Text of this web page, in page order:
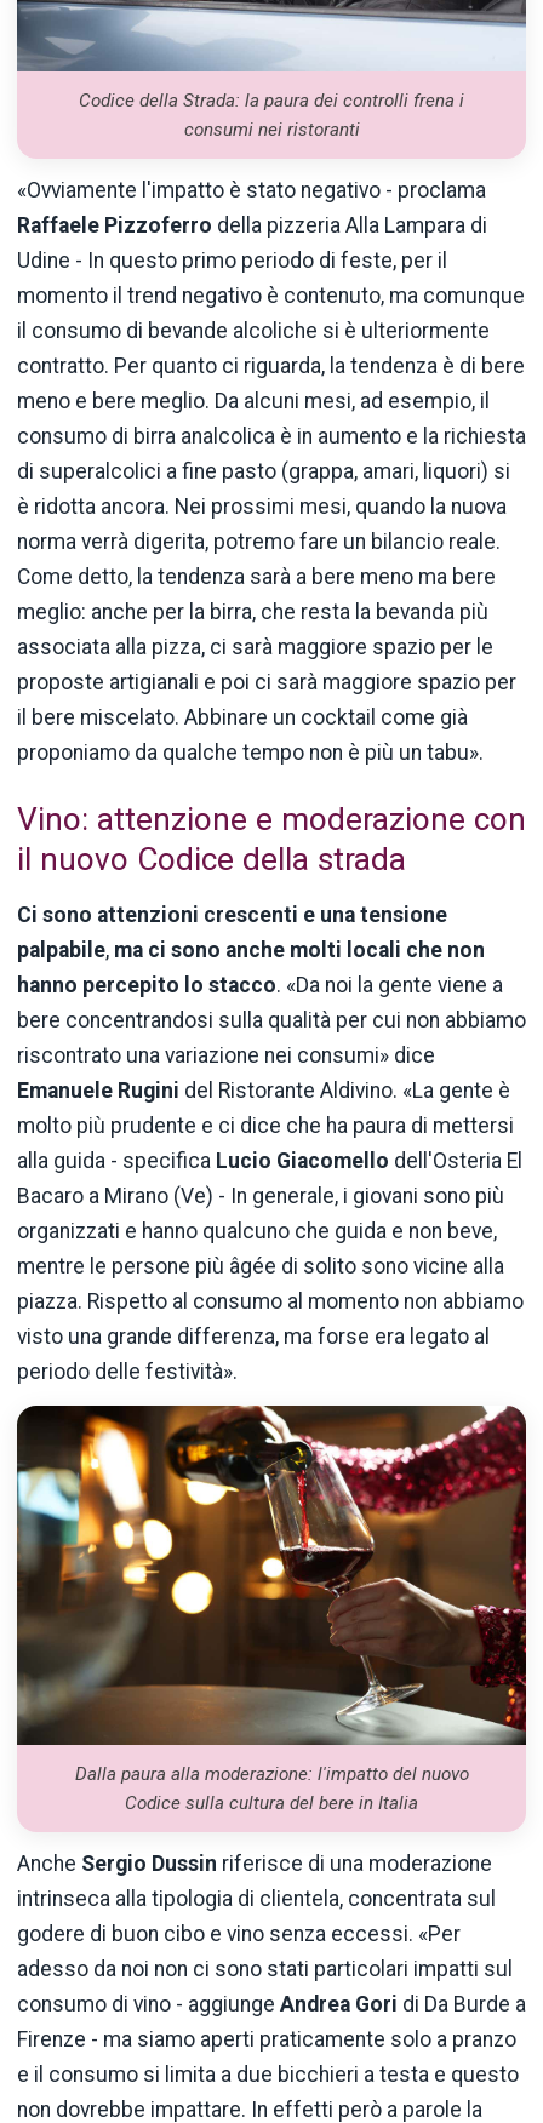
Codice della Strada: la paura dei controlli frena i
consumi nei ristoranti
«Ovviamente l'impatto è stato negativo - proclama
Raffaele Pizzoferro della pizzeria Alla Lampara di
Udine - In questo primo periodo di feste, per il
momento il trend negativo è contenuto, ma comunque
il consumo di bevande alcoliche si è ulteriormente
contratto. Per quanto ci riguarda, la tendenza è di bere
meno e bere meglio. Da alcuni mesi, ad esempio, il
consumo di birra analcolica è in aumento e la richiesta
di superalcolici a fine pasto (grappa, amari, liquori) si
è ridotta ancora. Nei prossimi mesi, quando la nuova
norma verrà digerita, potremo fare un bilancio reale.
Come detto, la tendenza sarà a bere meno ma bere
meglio: anche per la birra, che resta la bevanda più
associata alla pizza, ci sarà maggiore spazio per le
proposte artigianali e poi ci sarà maggiore spazio per
il bere miscelato. Abbinare un cocktail come già
proponiamo da qualche tempo non è più un tabu».
Vino: attenzione e moderazione con
il nuovo Codice della strada
Ci sono attenzioni crescenti e una tensione
palpabile, ma ci sono anche molti locali che non
hanno percepito lo stacco. «Da noi la gente viene a
bere concentrandosi sulla qualità per cui non abbiamo
riscontrato una variazione nei consumi» dice
Emanuele Rugini del Ristorante Aldivino. «La gente è
molto più prudente e ci dice che ha paura di mettersi
alla guida - specifica Lucio Giacomello dell'Osteria El
Bacaro a Mirano (Ve) - In generale, i giovani sono più
organizzati e hanno qualcuno che guida e non beve,
mentre le persone più âgée di solito sono vicine alla
piazza. Rispetto al consumo al momento non abbiamo
visto una grande differenza, ma forse era legato al
periodo delle festività».
Dalla paura alla moderazione: l'impatto del nuovo
Codice sulla cultura del bere in Italia
Anche Sergio Dussin riferisce di una moderazione
intrinseca alla tipologia di clientela, concentrata sul
godere di buon cibo e vino senza eccessi. «Per
adesso da noi non ci sono stati particolari impatti sul
consumo di vino - aggiunge Andrea Gori di Da Burde a
Firenze - ma siamo aperti praticamente solo a pranzo
e il consumo si limita a due bicchieri a testa e questo
non dovrebbe impattare. In effetti però a parole la